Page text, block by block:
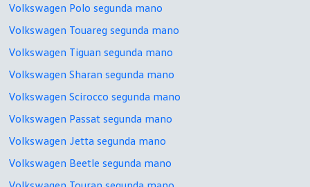
Volkswagen Polo segunda mano
Volkswagen Touareg segunda mano
Volkswagen Tiguan segunda mano
Volkswagen Sharan segunda mano
Volkswagen Scirocco segunda mano
Volkswagen Passat segunda mano
Volkswagen Jetta segunda mano
Volkswagen Beetle segunda mano